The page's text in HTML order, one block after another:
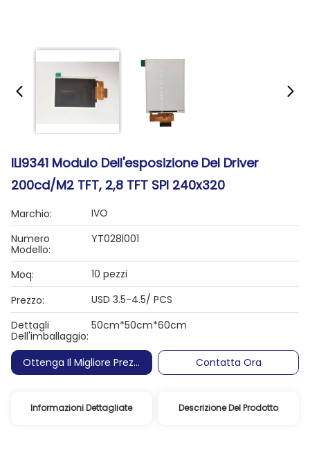
ILI9341 Modulo Dell'esposizione Del Driver
200cd/M2 TFT, 2,8 TFT SPI 240x320
Marchio:
IVO
Numero
Modello:
YT028l001
Moq:
10 pezzi
Prezzo:
USD 3.5-4.5/ PCS
Dettagli
Dell'imballaggio:
50cm*50cm*60cm
Ottenga Il Migliore Prezzo Contatta Ora
Informazioni Dettagliate Descrizione Del Prodotto